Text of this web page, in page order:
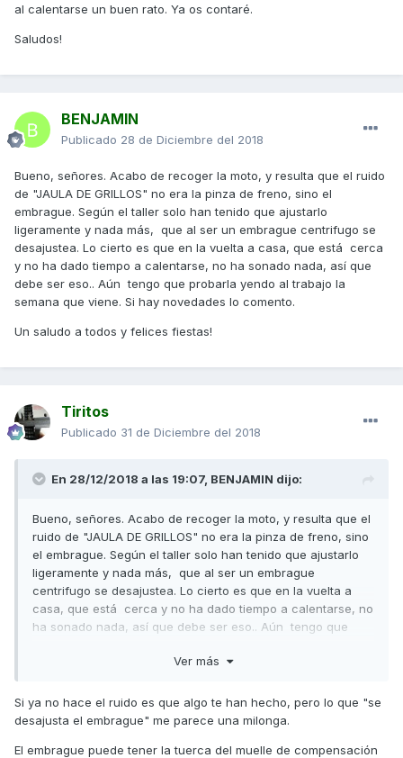
al calentarse un buen rato. Ya os contaré.
Saludos!
BENJAMIN
Publicado 28 de Diciembre del 2018
Bueno, señores. Acabo de recoger la moto, y resulta que el ruido
de "JAULA DE GRILLOS" no era la pinza de freno, sino el
embrague. Según el taller solo han tenido que ajustarlo
ligeramente y nada más, que al ser un embrague centrifugo se
desajustea. Lo cierto es que en la vuelta a casa, que está cerca
y no ha dado tiempo a calentarse, no ha sonado nada, así que
debe ser eso.. Aún tengo que probarla yendo al trabajo la
semana que viene. Si hay novedades lo comento.
Un saludo a todos y felices fiestas!
Tiritos
Publicado 31 de Diciembre del 2018
En 28/12/2018 a las 19:07, BENJAMIN dijo:
Bueno, señores. Acabo de recoger la moto, y resulta que el
ruido de "JAULA DE GRILLOS" no era la pinza de freno, sino
el embrague. Según el taller solo han tenido que ajustarlo
ligeramente y nada más, que al ser un embrague
centrifugo se desajustea. Lo cierto es que en la vuelta a
casa, que está cerca y no ha dado tiempo a calentarse, no
ha sonado nada, así que debe ser eso.. Aún tengo que
Ver más
Si ya no hace el ruido es que algo te han hecho, pero lo que "se
desajusta el embrague" me parece una milonga.
El embrague puede tener la tuerca del muelle de compensación